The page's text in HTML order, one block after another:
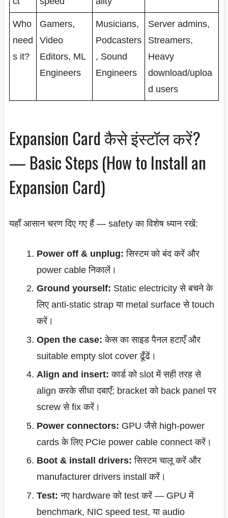
Who
need
s it?
Gamers,
Video
Editors, ML
Engineers
Musicians,
Podcasters
, Sound
Engineers
Server admins,
Streamers,
Heavy
download/uploa
d users
Expansion Card कैसे इंस्टॉल करें?
— Basic Steps (How to Install an
Expansion Card)
यहाँ आसान चरण दिए गए हैं — safety का विशेष ध्यान रखें:
Power off & unplug: सिस्टम को बंद करें और
power cable निकालें।
Ground yourself: Static electricity से बचने के
लिए anti-static strap या metal surface से touch
करें।
Open the case: केस का साइड पैनल हटाएँ और
suitable empty slot cover ढूँढें।
Align and insert: कार्ड को slot में सही तरह से
align करके सीधा दबाएँ; bracket को back panel पर
screw से fix करें।
Power connectors: GPU जैसे high-power
cards के लिए PCIe power cable connect करें।
Boot & install drivers: सिस्टम चालू करें और
manufacturer drivers install करें।
Test: नए hardware को test करें — GPU में
benchmark, NIC speed test, या audio